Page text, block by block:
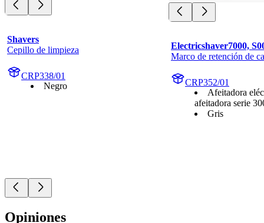
Shavers
Cepillo de limpieza
CRP338/01
Negro
Electricshaver7000,
Marco de retención de
CRP352/01
Afeitadora
afeitadora serie
Gris
Opiniones